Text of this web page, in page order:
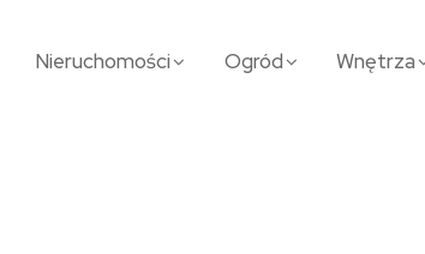
Nieruchomości Ogród Wnętrza